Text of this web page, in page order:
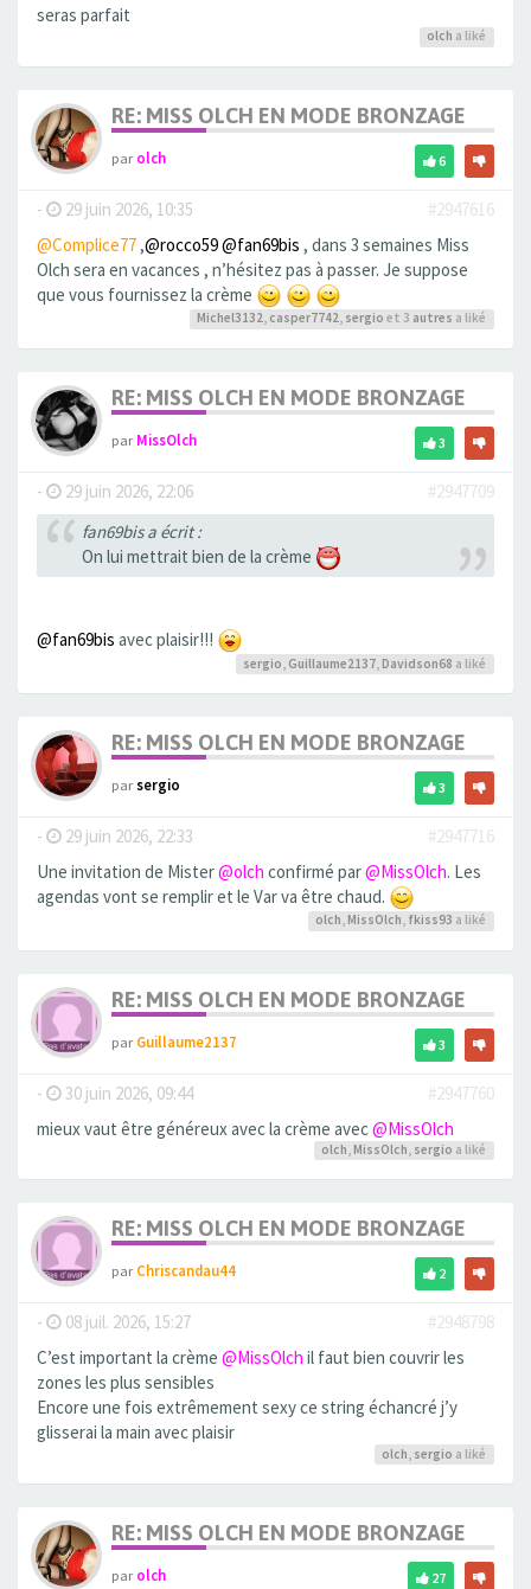
seras parfait
olch a liké
RE: MISS OLCH EN MODE BRONZAGE
parolch 6
- 29 juin 2026, 10:35
#2947616
@Complice77 ,@rocco59@fan69bis , dans 3 semaines Miss
Olch sera en vacances , n’hésitez pas à passer. Je suppose
que vous fournissez la crème
Michel3132, casper7742, sergio et 3 autres a liké
RE: MISS OLCH EN MODE BRONZAGE
parMissOlch 3
- 29 juin 2026, 22:06
#2947709
fan69bis a écrit :
On lui mettrait bien de la crème
@fan69bis avec plaisir!!!
sergio Guillaume2137 Davidson68 a liké
RE: MISS OLCH EN MODE BRONZAGE
parsergio 3
- 29 juin 2026, 22:33
#2947716
Une invitation de Mister@olch confirmé par@MissOlch. Les
agendas vont se remplir et le Var va être chaud.
olch, MissOlch, fkiss93 a liké
RE: MISS OLCH EN MODE BRONZAGE
parGuillaume2137 3
- 30 juin 2026, 09:44
#2947760
mieux vaut être généreux avec la crème avec@MissOlch
olch, MissOlch, sergio a liké
RE: MISS OLCH EN MODE BRONZAGE
parChriscandau44 2
- 08 juil. 2026, 15:27
#2948798
C’est important la crème @MissOlch il faut bien couvrir les
zones les plus sensibles
Encore une fois extrêmement sexy ce string échancré j’y
glisserai la main avec plaisir
olch sergio a liké
RE: MISS OLCH EN MODE BRONZAGE
parolch 27